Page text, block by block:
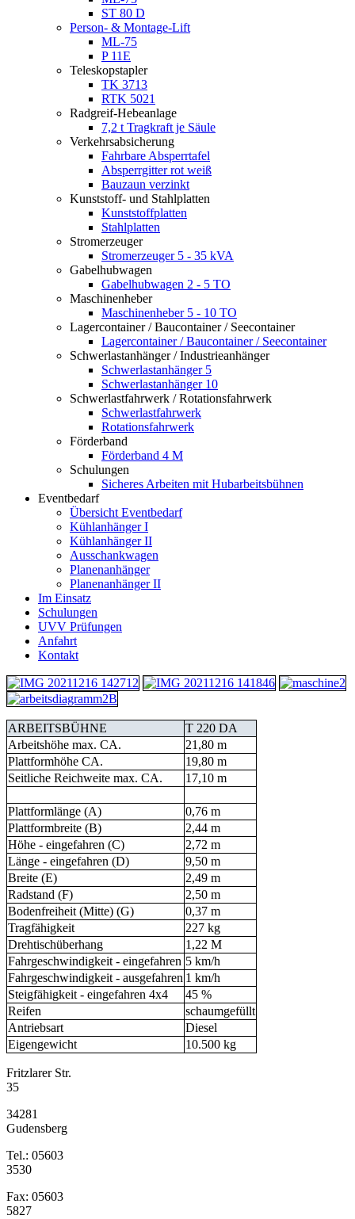
ST 80 D
Person- & Montage-Lift
ML-75
P 11E
Teleskopstapler
TK 3713
RTK 5021
Radgreif-Hebeanlage
7,2 t Tragkraft je Säule
Verkehrsabsicherung
Fahrbare Absperrtafel
Absperrgitter rot weiß
Bauzaun verzinkt
Kunststoff- und Stahlplatten
Kunststoffplatten
Stahlplatten
Stromerzeuger
Stromerzeuger 5 - 35 kVA
Gabelhubwagen
Gabelhubwagen 2 - 5 TO
Maschinenheber
Maschinenheber 5 - 10 TO
Lagercontainer / Baucontainer / Seecontainer
Lagercontainer / Baucontainer / Seecontainer
Schwerlastanhänger / Industrieanhänger
Schwerlastanhänger 5
Schwerlastanhänger 10
Schwerlastfahrwerk / Rotationsfahrwerk
Schwerlastfahrwerk
Rotationsfahrwerk
Förderband
Förderband 4 M
Schulungen
Sicheres Arbeiten mit Hubarbeitsbühnen
Eventbedarf
Übersicht Eventbedarf
Kühlanhänger I
Kühlanhänger II
Ausschankwagen
Planenanhänger
Planenanhänger II
Im Einsatz
Schulungen
UVV Prüfungen
Anfahrt
Kontakt
ARBEITSBÜHNE
T 220 DA
Arbeitshöhe max. CA.
21,80 m
Plattformhöhe CA.
19,80 m
Seitliche Reichweite max. CA.
17,10 m
Plattformlänge (A)
0,76 m
Plattformbreite (B)
2,44 m
Höhe - eingefahren (C)
2,72 m
Länge - eingefahren (D)
9,50 m
Breite (E)
2,49 m
Radstand (F)
2,50 m
Bodenfreiheit (Mitte) (G)
0,37 m
Tragfähigkeit
227 kg
Drehtischüberhang
1,22 M
Fahrgeschwindigkeit - eingefahren 5 km/h
Fahrgeschwindigkeit - ausgefahren 1 km/h
Steigfähigkeit - eingefahren 4x4
45 %
Reifen
schaumgefüllt
Antriebsart
Diesel
Eigengewicht
10.500 kg
Fritzlarer Str.
35
34281
Gudensberg
Tel.: 05603
3530
Fax: 05603
5827